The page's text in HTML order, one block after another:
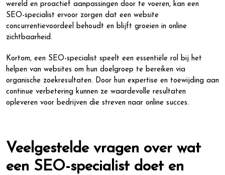
wereld en proactief aanpassingen door te voeren, kan een
SEO-specialist ervoor zorgen dat een website
concurrentievoordeel behoudt en blijft groeien in online
zichtbaarheid.
Kortom, een SEO-specialist speelt een essentiële rol bij het
helpen van websites om hun doelgroep te bereiken via
organische zoekresultaten. Door hun expertise en toewijding aan
continue verbetering kunnen ze waardevolle resultaten
opleveren voor bedrijven die streven naar online succes.
Veelgestelde vragen over wat
een SEO-specialist doet en